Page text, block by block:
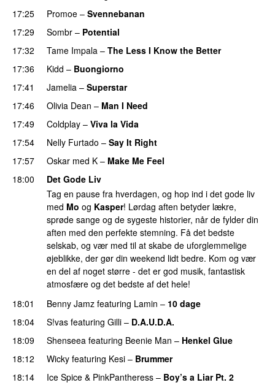
17:25
Promoe – Svennebanan
17:29 Sombr – Potential
17:32 Tame Impala – The Less I Know the Better
17:36
Kidd – Buongiorno
17:41
Jamelia – Superstar
17:46
Olivia Dean – Man I Need
17:49 Coldplay – Viva la Vida
17:54
Nelly Furtado – Say It Right
17:57
Oskar med K – Make Me Feel
18:00
Det Gode Liv
Tag en pause fra hverdagen, og hop ind i det gode liv
med Mo og Kasper! Lørdag aften betyder lækre,
sprøde sange og de sygeste historier, når de fylder din
aften med den perfekte stemning. Få det bedste
selskab, og vær med til at skabe de uforglemmelige
øjeblikke, der gør din weekend lidt bedre. Kom og vær
en del af noget større - det er god musik, fantastisk
atmosfære og det bedste af det hele!
18:01
Benny Jamz featuring Lamin – 10 dage
18:04
S!vas featuring Gilli – D.A.U.D.A.
18:09
Shenseea featuring Beenie Man – Henkel Glue
18:12
Wicky featuring Kesi – Brummer
18:14
Ice Spice & PinkPantheress – Boy’s a Liar Pt. 2